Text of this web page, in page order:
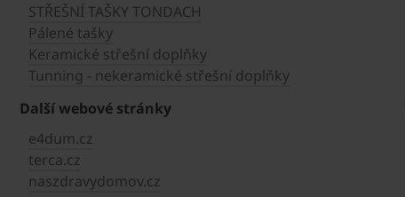
STŘEŠNÍ TAŠKY TONDACH
Pálené tašky
Keramické střešní doplňky
Tunning - nekeramické střešní doplňky
Další webové stránky
e4dum.cz
terca.cz
naszdravydomov.cz